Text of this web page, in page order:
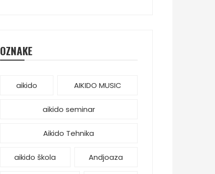
OZNAKE
aikido AIKIDO MUSIC
aikido seminar
Aikido Tehnika
aikido škola Andjoaza